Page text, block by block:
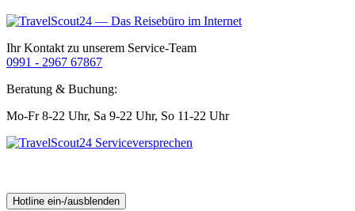
Ihr Kontakt zu unserem Service-Team
0991 - 2967 67867
Beratung & Buchung:
Mo-Fr 8-22 Uhr, Sa 9-22 Uhr, So 11-22 Uhr
Hotline ein-/ausblenden